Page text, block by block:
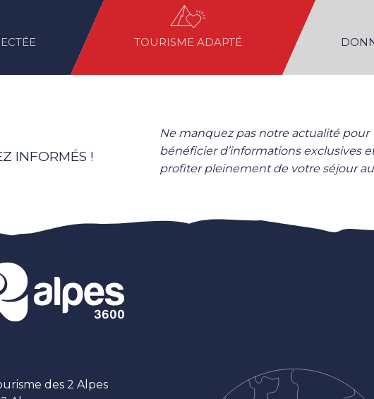
TOURISME ADAPTÉ
INFORMÉS !
Ne manquez pas notre actualité pour
bénéficier d’informations exclusives
profiter pleinement de votre séjour
des 2 Alpes